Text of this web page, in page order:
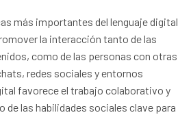
más importantes del lenguaje digital
la interacción tanto de las
como de las personas con otras
redes sociales y entornos
favorece el trabajo colaborativo y
de las habilidades sociales clave para